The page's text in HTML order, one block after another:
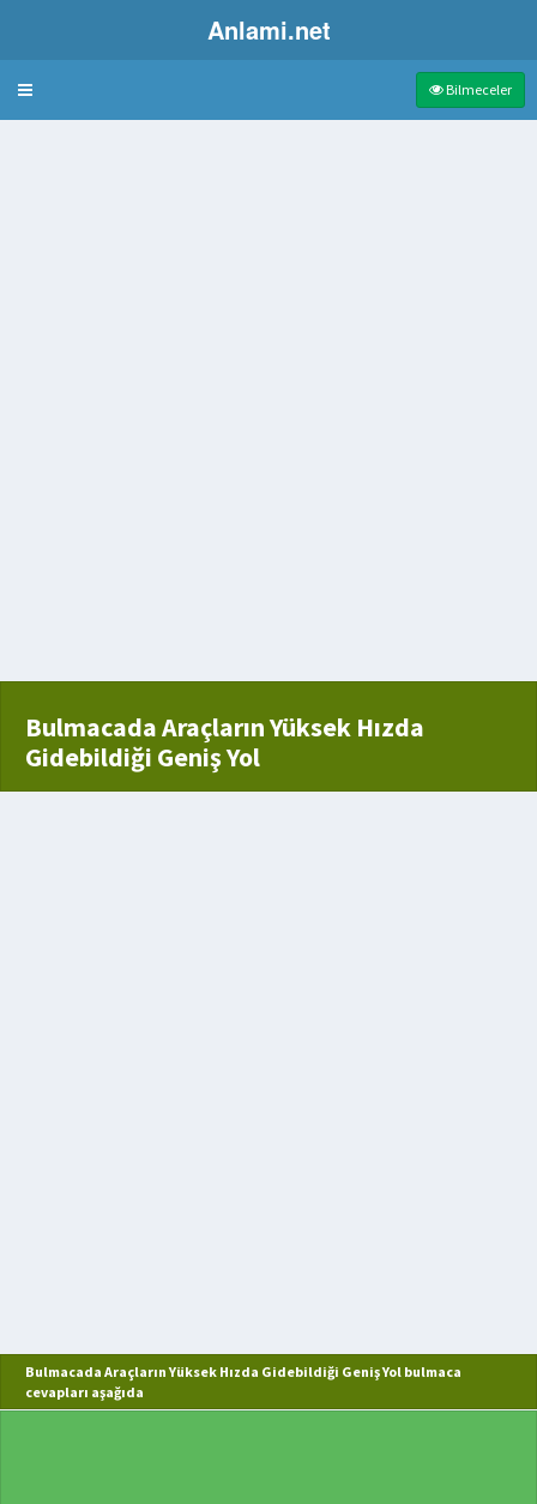
Anlami.net
Bulmaca Bilmeceler
Bulmacada Araçların Yüksek Hızda
Gidebildiği Geniş Yol
Bulmacada Araçların Yüksek Hızda Gidebildiği Geniş Yol bulmaca
cevapları aşağıda